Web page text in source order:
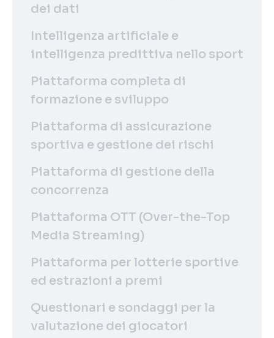
dei dati
Intelligenza artificiale e
intelligenza predittiva nello sport
Piattaforma completa di
formazione e sviluppo
Piattaforma di assicurazione
sportiva e gestione dei rischi
Piattaforma di gestione della
concorrenza
Piattaforma OTT (Over-the-Top
Media Streaming)
Piattaforma per lotterie sportive
ed estrazioni a premi
Questionari e sondaggi per la
valutazione dei giocatori